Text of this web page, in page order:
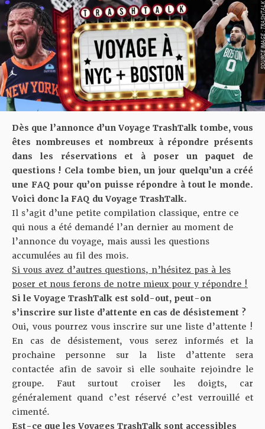
SOURCE
Dès que l’annonce d’un Voyage TrashTalk tombe, vous
êtes nombreuses et nombreux à répondre présents
dans les réservations et à poser un paquet de
questions ! Cela tombe bien, un jour quelqu’un a créé
une FAQ pour qu’on puisse répondre à tout le monde.
Voici donc la FAQ du Voyage TrashTalk.
Il s’agit d’une petite compilation classique, entre ce
qui nous a été demandé l’an dernier au moment de
l’annonce du voyage, mais aussi les questions
accumulées au fil des mois.
Si vous avez d’autres questions, n’hésitez pas à les
poser et nous ferons de notre mieux pour y répondre !
Si le Voyage TrashTalk est sold-out, peut-on
s’inscrire sur liste d’attente en cas de désistement ?
Oui, vous pourrez vous inscrire sur une liste d’attente !
En cas de désistement, vous serez informés et la
prochaine personne sur la liste d’attente sera
contactée afin de savoir si elle souhaite rejoindre le
groupe. Faut surtout croiser les doigts, car
généralement quand c’est réservé c’est verrouillé et
cimenté.
Est-ce que les Voyages TrashTalk sont accessibles